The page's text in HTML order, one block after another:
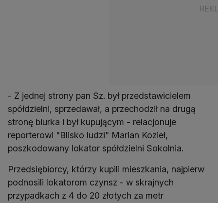
- Z jednej strony pan Sz. był przedstawicielem
spółdzielni, sprzedawał, a przechodził na drugą
stronę biurka i był kupującym - relacjonuje
reporterowi "Blisko ludzi" Marian Kozieł,
poszkodowany lokator spółdzielni Sokolnia.
Przedsiębiorcy, którzy kupili mieszkania, najpierw
podnosili lokatorom czynsz - w skrajnych
przypadkach z 4 do 20 złotych za metr